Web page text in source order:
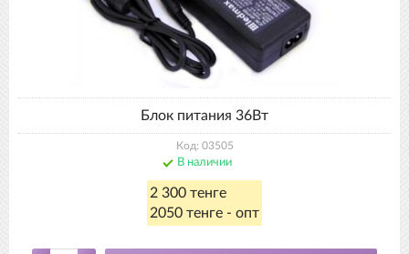
Блок питания 36Вт
Код: 03505
В наличии
2 300 тенге
2050 тенге - опт